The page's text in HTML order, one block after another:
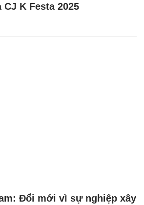
CJ K Festa 2025
Đổi mới vì sự nghiệp xây